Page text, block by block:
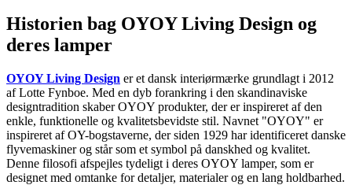
Historien bag OYOY Living Design og
deres lamper
OYOY Living Design er et dansk interiørmærke grundlagt i 2012
af Lotte Fynboe. Med en dyb forankring i den skandinaviske
designtradition skaber OYOY produkter, der er inspireret af den
enkle, funktionelle og kvalitetsbevidste stil. Navnet "OYOY" er
inspireret af OY-bogstaverne, der siden 1929 har identificeret danske
flyvemaskiner og står som et symbol på danskhed og kvalitet.
Denne filosofi afspejles tydeligt i deres OYOY lamper, som er
designet med omtanke for detaljer, materialer og en lang holdbarhed.